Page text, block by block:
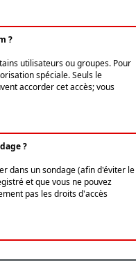
?
utilisateurs ou groupes. Pour
spéciale. Seuls le
accorder cet accès; vous
?
dans un sondage (afin d'éviter le
et que vous ne pouvez
pas les droits d'accès